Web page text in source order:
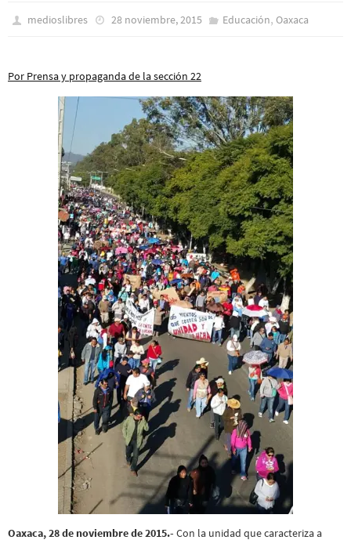
medioslibres 28 noviembre, 2015 Educación, Oaxaca
Por Prensa y propaganda de la sección 22
Oaxaca, 28 de noviembre de 2015.- Con la unidad que caracteriza a